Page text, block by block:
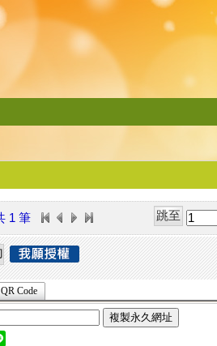
1 筆
QR Code
複製永久網址